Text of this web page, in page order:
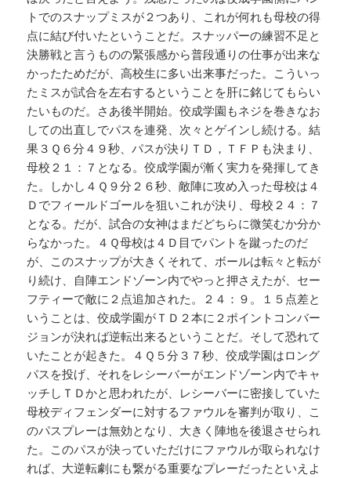
トでのスナップミスが２つあり、これが何れも母校の得
点に結び付いたということだ。スナッパーの練習不足と
決勝戦と言うものの緊張感から普段通りの仕事が出来な
かったためだが、高校生に多い出来事だった。こういっ
たミスが試合を左右するということを肝に銘じてもらい
たいものだ。さあ後半開始。佼成学園もネジを巻きなお
しての出直しでパスを連発、次々とゲインし続ける。結
果３Ｑ６分４９秒、パスが決りＴＤ，ＴＦＰも決まり、
母校２１：７となる。佼成学園が漸く実力を発揮してき
た。しかし４Ｑ９分２６秒、敵陣に攻め入った母校は４
Ｄでフィールドゴールを狙いこれが決り、母校２４：７
となる。だが、試合の女神はまだどちらに微笑むか分か
らなかった。４Ｑ母校は４Ｄ目でパントを蹴ったのだ
が、このスナップが大きくそれて、ボールは転々と転が
り続け、自陣エンドゾーン内でやっと押さえたが、セー
フティーで敵に２点追加された。２４：９。１５点差と
いうことは、佼成学園がＴＤ２本に２ポイントコンバー
ジョンが決れば逆転出来るということだ。そして恐れて
いたことが起きた。４Ｑ５分３７秒、佼成学園はロング
パスを投げ、それをレシーバーがエンドゾーン内でキャ
ッチしＴＤかと思われたが、レシーバーに密接していた
母校ディフェンダーに対するファウルを審判が取り、こ
のパスプレーは無効となり、大きく陣地を後退させられ
た。このパスが決っていただけにファウルが取られなけ
れば、大逆転劇にも繋がる重要なプレーだったといえよ